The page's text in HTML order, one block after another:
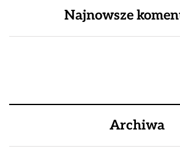
Najnowsze
Archiwa